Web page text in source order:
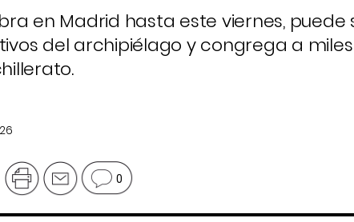
en Madrid hasta este viernes, puede
del archipiélago y congrega a
0